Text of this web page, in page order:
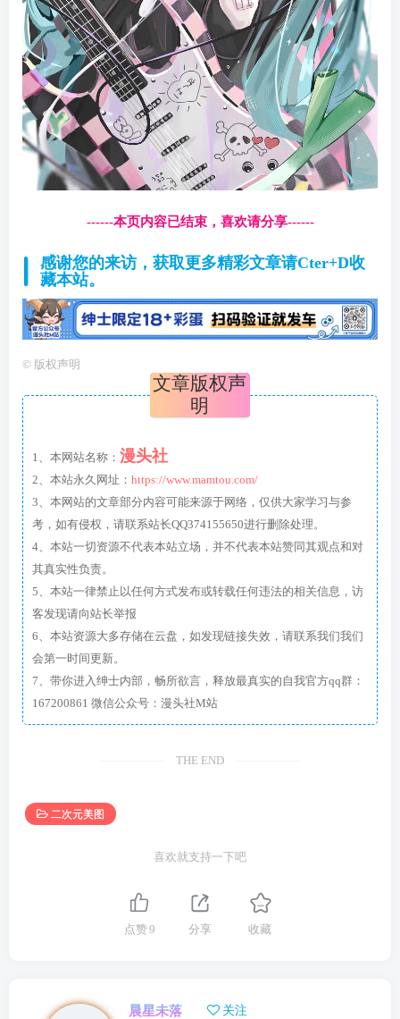
------本页内容已结束，喜欢请分享------
感谢您的来访，获取更多精彩文章请Cter+D收
藏本站。
© 版权声明
文章版权声
明
1、本网站名称： 漫头社
2、本站永久网址： https://www.mamtou.com/
3、本网站的文章部分内容可能来源于网络，仅供大家学习与参
考，如有侵权，请联系站长QQ374155650进行删除处理。
4、本站一切资源不代表本站立场，并不代表本站赞同其观点和对
其真实性负责。
5、本站一律禁止以任何方式发布或转载任何违法的相关信息，访
客发现请向站长举报
6、本站资源大多存储在云盘，如发现链接失效，请联系我们我们
会第一时间更新。
7、带你进入绅士内部，畅所欲言，释放最真实的自我官方qq群：
167200861 微信公众号：漫头社M站
THE END
二次元美图
喜欢就支持一下吧
点赞9 分享 收藏
晨星未落 关注